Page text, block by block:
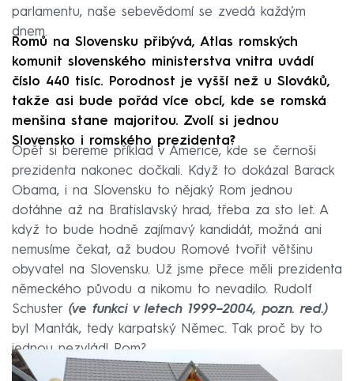
parlamentu, naše sebevědomí se zvedá každým
dnem.
Romů na Slovensku přibývá, Atlas romských
komunit slovenského ministerstva vnitra uvádí
číslo 440 tisíc. Porodnost je vyšší než u Slováků,
takže asi bude pořád více obcí, kde se romská
menšina stane majoritou. Zvolí si jednou
Slovensko i romského prezidenta?
Opět si bereme příklad v Americe, kde se černoši
prezidenta nakonec dočkali. Když to dokázal Barack
Obama, i na Slovensku to nějaký Rom jednou
dotáhne až na Bratislavský hrad, třeba za sto let. A
když to bude hodně zajímavý kandidát, možná ani
nemusíme čekat, až budou Romové tvořit většinu
obyvatel na Slovensku. Už jsme přece měli prezidenta
německého původu a nikomu to nevadilo. Rudolf
Schuster (ve funkci v letech 1999–2004, pozn. red.)
byl Manták, tedy karpatský Němec. Tak proč by to
jednou nezvládl Rom?